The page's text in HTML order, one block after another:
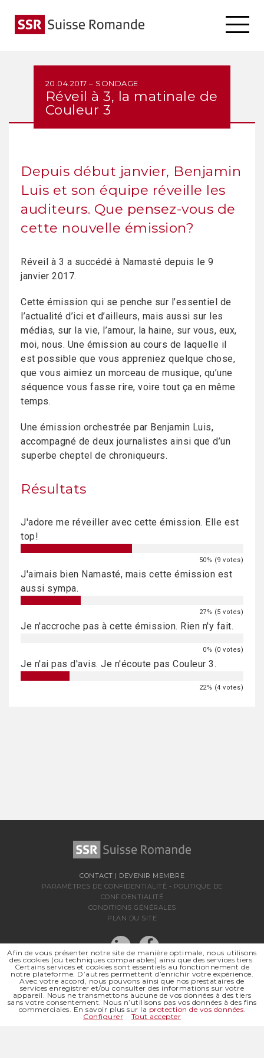
20.04.2017 – SONDAGE
Réveil à 3, la matinale de
Couleur 3
Depuis début janvier, Benjamin
Luis et son équipe réveille les
auditeurs. Que pensez-vous de
cette nouvelle émission?
Réveil à 3 a succédé à Namasté depuis le 9
janvier 2017.
Cette émission qui se penche sur l’essentiel de
l’actualité d’ici et d’ailleurs, mais aussi sur les
médias, sur la vie, l’amour, la haine, sur vous, eux,
moi, nous. Une émission au cours de laquelle il
est possible que vous appreniez quelque chose,
que vous aimiez un morceau de musique, qu’une
séquence vous fasse rire, voire tout ça en même
temps.
Une émission orchestrée par Benjamin Luis,
accompagné de deux journalistes ainsi que d’un
superbe cheptel de chroniqueurs.
Résultats
J'adore me réveiller avec cette émission. Elle est
top!
50% (9 votes)
J'aimais bien Namasté, mais cette émission est
aussi sympa.
27% (5 votes)
Je n'accroche pas à cette émission. Rien n'y fait.
0% (0 votes)
Je n'ai pas d'avis. Je n'écoute pas Couleur 3.
22% (4 votes)
CONTACT | DEVENIR MEMBRE
PARAMÈTRES DE CONFIDENTIALITÉ - POLITIQUE DE
CONFIDENTIALITÉ
CONDITIONS GÉNÉRALES
PLAN DU SITE
SSR SUISSE ROMANDE
SOCIÉTÉ RÉGIONALE DE
Afin de vous présenter notre site de manière optimale, nous utilisons
des cookies (ou techniques comparables) ainsi que des services tiers.
Certains services et cookies sont essentiels au fonctionnement de
notre plateforme. D’autres permettent d’enrichir votre expérience.
Avec votre accord, nous pouvons ainsi que nos prestataires de
services enregistrer et/ou consulter des informations sur votre
appareil. Nous ne transmettons aucune de vos données à des tiers
sans votre consentement. Nous n’utilisons pas vos données à des fins
commerciales. En savoir plus sur la protection de vos données.
Configurer
Tout accepter